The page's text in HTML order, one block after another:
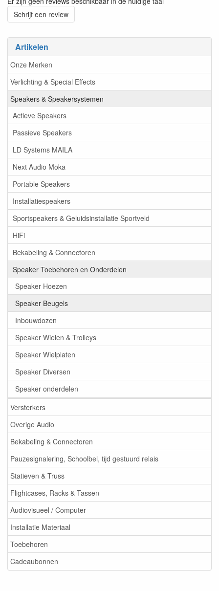
Artikelen
Onze Merken
Verlichting & Special Effects
Speakers & Speakersystemen
Actieve Speakers
Passieve Speakers
LD Systems MAILA
Next Audio Moka
Portable Speakers
Installatiespeakers
Sportspeakers & Geluidsinstallatie Sportveld
HiFi
Bekabeling & Connectoren
Speaker Toebehoren en Onderdelen
Speaker Hoezen
Speaker Beugels
Inbouwdozen
Speaker Wielen & Trolleys
Speaker Wielplaten
Speaker Diversen
Speaker onderdelen
Versterkers
Overige Audio
Bekabeling & Connectoren
Pauzesignalering, Schoolbel, tijd gestuurd relais
Statieven & Truss
Flightcases, Racks & Tassen
Audiovisueel / Computer
Installatie Materiaal
Toebehoren
Cadeaubonnen
Schrijf een review